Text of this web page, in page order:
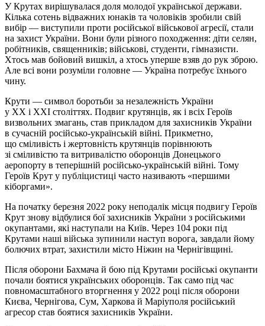
У Крутах вирішувалася доля молодої української держави.
Кілька сотень відважних юнаків та чоловіків зробили свій
вибір — виступили проти російської військової агресії, стали
на захист України. Вони були різного походження: діти селян,
робітників, священників; військові, студенти, гімназисти.
Хтось мав бойовий вишкіл, а хтось уперше взяв до рук зброю.
Але всі вони розуміли головне — Україна потребує їхнього
чину.
Крути — символ боротьби за незалежність України
у ХХ і ХХІ століттях. Подвиг крутянців, як і всіх Героїв
визвольних змагань, став прикладом для захисників України
в сучасній російсько-українській війні. Прикметно,
що сміливість і жертовність крутянців порівнюють
зі сміливістю та витривалістю оборонців Донецького
аеропорту в теперішній російсько-українській війні. Тому
Героїв Крут у публіцистиці часто називають «першими
кіборгами».
На початку березня 2022 року неподалік місця подвигу Героїв
Крут знову відбулися бої захисників України з російськими
окупантами, які наступали на Київ. Через 104 роки під
Крутами наші війська зупинили наступ ворога, завдали йому
болючих втрат, захистили місто Ніжин на Чернігівщині.
Після оборони Бахмача й бою під Крутами російські окупанти
почали боятися українських оборонців. Так само під час
повномасштабного вторгнення у 2022 році після оборони
Києва, Чернігова, Сум, Харкова й Маріуполя російський
агресор став боятися захисників України.